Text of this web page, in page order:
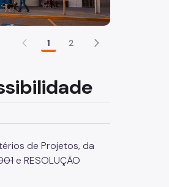
1 2
de Projetos, da
e RESOLUÇÃO